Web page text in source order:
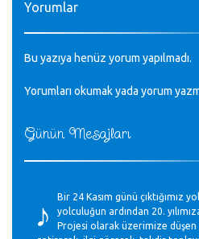
Günün Mesajları
♪
Bir 24 Kasım günü çıktığımız
yolculuğun ardından 20.
Projesi olarak üzerimize
Yorumlar
Bu yazıya henüz yorum yapılmadı.
Yorumları okumak yada yorum